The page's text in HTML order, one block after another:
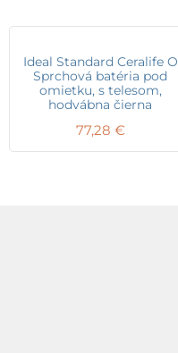
Ideal Standard Ceralife O
Sprchová batéria pod
omietku, s telesom,
hodvábna čierna
77,28 €